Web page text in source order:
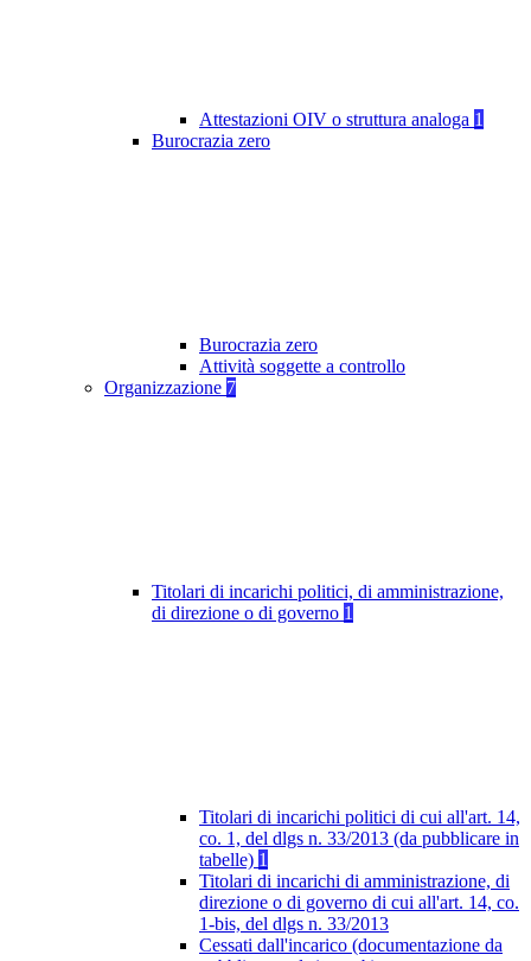
Attestazioni OIV o struttura analoga 1
Burocrazia zero
Burocrazia zero
Attività soggette a controllo
Organizzazione 7
Titolari di incarichi politici, di amministrazione,
di direzione o di governo 1
Titolari di incarichi politici di cui all'art. 14,
co. 1, del dlgs n. 33/2013 (da pubblicare in
tabelle) 1
Titolari di incarichi di amministrazione, di
direzione o di governo di cui all'art. 14, co.
1-bis, del dlgs n. 33/2013
Cessati dall'incarico (documentazione da